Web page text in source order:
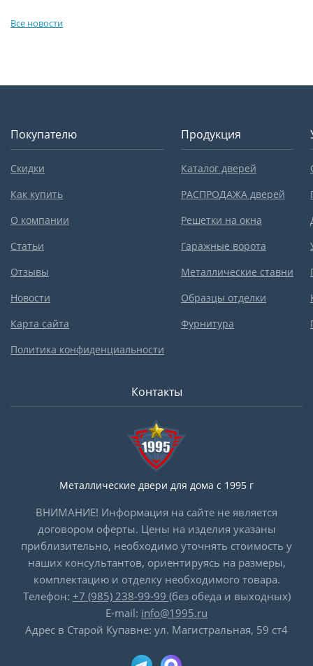
Все новости
Покупателю
Скидки
Как купить
О компании
Статьи
Отзывы
Новости
Карта сайта
Политика конфиденциальности
Продукция
Каталог дверей
РАСПРОДАЖА дверей
Решетки на окна
Гаражные ворота
Металлические ставни
Образцы отделки
Фурнитура
Контакты
Металлические двери для дома с 1995 г
ВНИМАНИЕ! Информация на сайте не является
договором оферты. Цены на изделия указаны
приблизительно, необходимо уточнять стоимость у
наших консультантов, ориентируясь на размеры,
комплектацию и отделку необходимого товара.
Телефон: +7 (985) 238-99-99 (без обеда и выходных)
E-mail: info@1995.ru
Адрес в Старой Купавне: ул. Магистральная, 59 ст4